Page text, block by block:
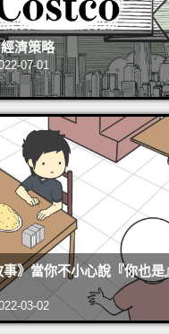
濟策略
07-01
事》當你不小心說『你也是
03-02